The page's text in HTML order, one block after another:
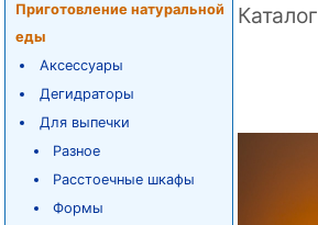
Приготовление натуральной
еды
Аксессуары
Дегидраторы
Для выпечки
Разное
Расстоечные шкафы
Формы
Каталог